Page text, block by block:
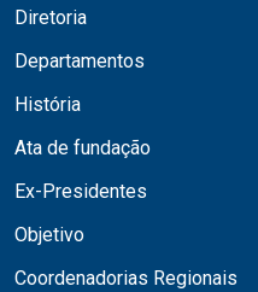
Diretoria
Departamentos
História
Ata de fundação
Ex-Presidentes
Objetivo
Coordenadorias Regionais